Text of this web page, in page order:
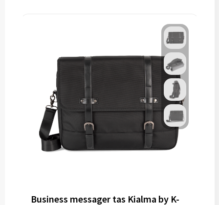
Business messager tas Kialma by K-